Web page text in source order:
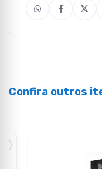
Confira outros